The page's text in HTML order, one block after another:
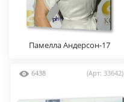
Памелла Андерсон-17
6438 (Арт: 33642)